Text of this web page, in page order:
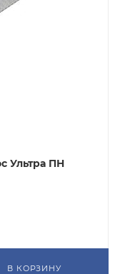
Ультра ПН
В КОРЗИНУ